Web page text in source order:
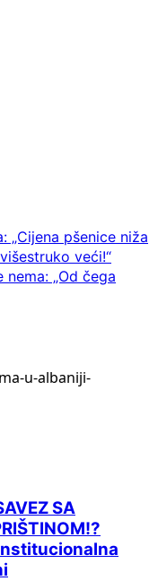
„Cijena pšenice niža
veći!“
„Od čega
SA